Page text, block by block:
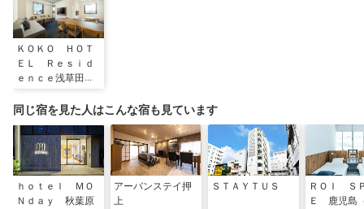
ＫＯＫＯ ＨＯＴ
ＥＬ Ｒｅｓｉｄ
ｅｎｃｅ浅草田原
同じ宿を見た人はこんな宿も見ています
ｈｏｔｅｌ ＭＯ
Ｎｄａｙ 秋葉原
アーバンステイ押
上
ＳＴＡＹＴＵＳ
ＲＯＩ Ｓ
Ｅ 鹿児島